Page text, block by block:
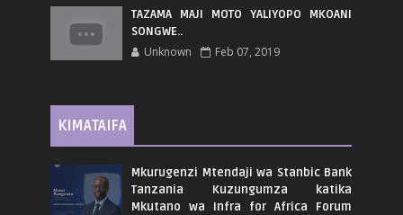
TAZAMA MAJI MOTO YALIYOPO MKOANI
SONGWE..
Unknown Feb 07, 2019
KIMATAIFA
Mkurugenzi Mtendaji wa Stanbic Bank
Tanzania Kuzungumza katika
Mkutano wa Infra for Africa Forum